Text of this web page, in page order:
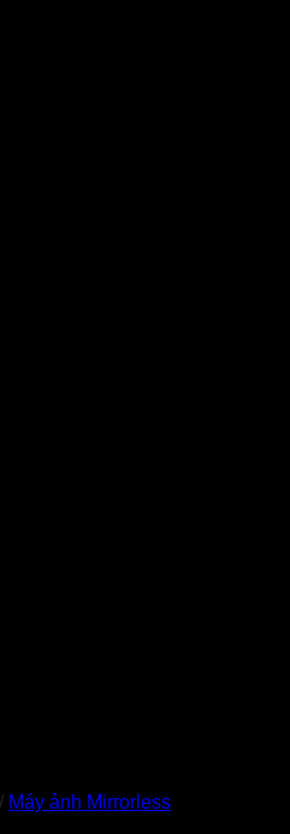
/ Máy ảnh Mirrorless